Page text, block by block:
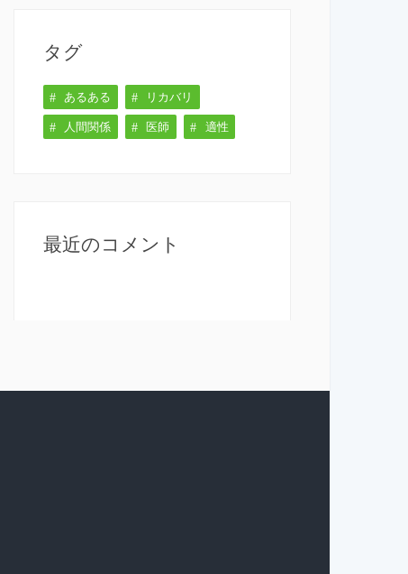
タグ
あるある リカバリ
人間関係 医師 適性
最近のコメント